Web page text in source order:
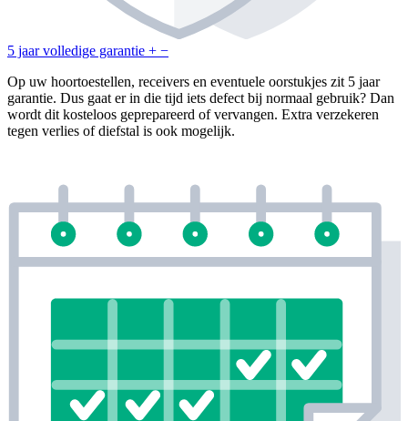
5 jaar volledige garantie + −
Op uw hoortoestellen, receivers en eventuele oorstukjes zit 5 jaar
garantie. Dus gaat er in die tijd iets defect bij normaal gebruik? Dan
wordt dit kosteloos geprepareerd of vervangen. Extra verzekeren
tegen verlies of diefstal is ook mogelijk.